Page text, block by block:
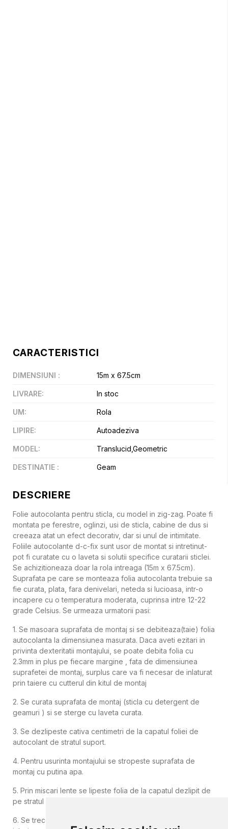
DESCRIERE
Folie autocolanta pentru sticla, cu model in zig-zag. Poate fi
montata pe ferestre, oglinzi, usi de sticla, cabine de dus si
creeaza atat un efect decorativ, dar si unul de intimitate.
Foliile autocolante d-c-fix sunt usor de montat si intretinut-
pot fi curatate cu o laveta si solutii specifice curatarii sticlei.
Se achizitioneaza doar la rola intreaga (15m x 67.5cm).
Suprafata pe care se monteaza folia autocolanta trebuie sa
fie curata, plata, fara denivelari, neteda si lucioasa, intr-o
incapere cu o temperatura moderata, cuprinsa intre 12-22
grade Celsius. Se urmeaza urmatorii pasi:
1. Se masoara suprafata de montaj si se debiteaza(taie) folia
autocolanta la dimensiunea masurata. Daca aveti ezitari in
privinta dexteritatii montajului, se poate debita folia cu
2.3mm in plus pe fiecare margine , fata de dimensiunea
suprafetei de montaj, surplus care va fi necesar de inlaturat
prin taiere cu cutterul din kitul de montaj
2. Se curata suprafata de montaj (sticla cu detergent de
geamuri ) si se sterge cu laveta curata.
3. Se dezlipeste cativa centimetri de la capatul foliei de
autocolant de stratul suport.
4. Pentru usurinta montajului se stropeste suprafata de
montaj cu putina apa.
5. Prin miscari lente se lipeste folia de la capatul dezlipit de
pe stratul suport de hartie.
6. Se trece usor cu o racleta peste folia autocolanta dinspre
CARACTERISTICI
DIMENSIUNI : 15m x 67.5cm
LIVRARE: In stoc
UM: Rola
LIPIRE: Autoadeziva
MODEL: Translucid,Geometric
DESTINATIE : Geam